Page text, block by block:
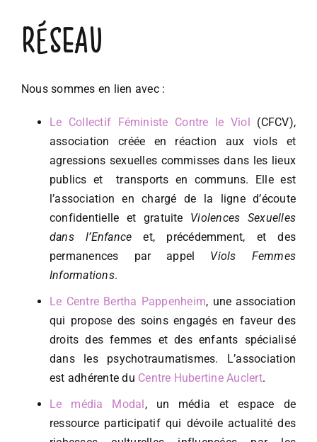
RÉSEAU
Nous sommes en lien avec :
Le Collectif Féministe Contre le Viol
(CFCV),
association créée en réaction aux viols et
agressions sexuelles commisses dans les lieux
publics et transports en communs. Elle est
l’association en chargé de la ligne d’écoute
confidentielle et gratuite Violences Sexuelles
dans l’Enfance et, précédemment, et des
permanences par appel Viols Femmes
Informations.
Le Centre Bertha Pappenheim, une association
qui propose des soins engagés en faveur des
droits des femmes et des enfants spécialisé
dans les psychotraumatismes. L’association
est adhérente du Centre Hubertine Auclert.
Le média Modal , un média et espace de
ressource participatif qui dévoile actualité des